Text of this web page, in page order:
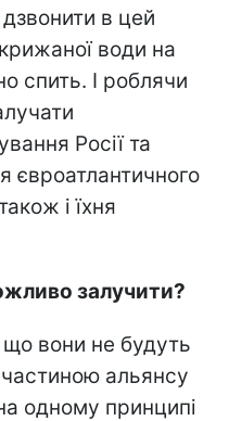
в цей
води на
спить. І роблячи
Росії та
євроатлантичного
і їхня
залучити?
що вони не будуть
альянсу
одному принципі